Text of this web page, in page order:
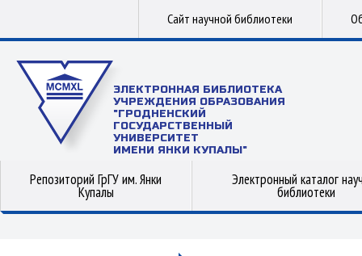
Сайт научной библиотеки
ЭЛЕКТРОННАЯ БИБЛИОТЕКА
УЧРЕЖДЕНИЯ ОБРАЗОВАНИЯ
"ГРОДНЕНСКИЙ
ГОСУДАРСТВЕННЫЙ
УНИВЕРСИТЕТ
ИМЕНИ ЯНКИ КУПАЛЫ"
Репозиторий ГрГУ им. Янки
Купалы
Электронный каталог
библиотеки